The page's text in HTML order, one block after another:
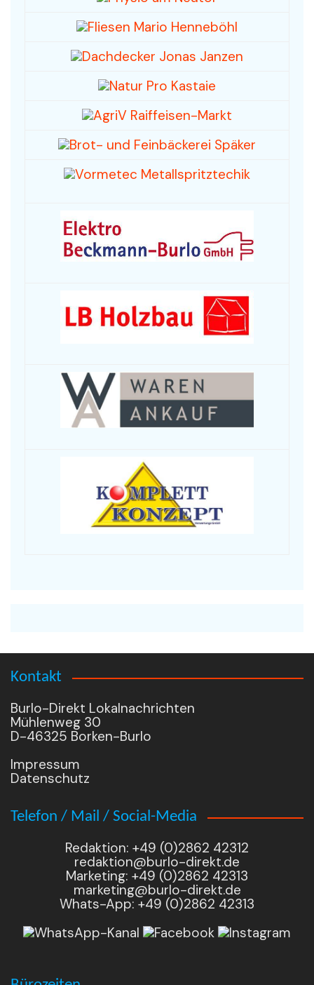
Kontakt
Burlo-Direkt Lokalnachrichten
Mühlenweg 30
D-46325 Borken-Burlo
Impressum
Datenschutz
Telefon / Mail / Social-Media
Redaktion: +49 (0)2862 42312
redaktion@burlo-direkt.de
Marketing: +49 (0)2862 42313
marketing@burlo-direkt.de
Whats-App: +49 (0)2862 42313